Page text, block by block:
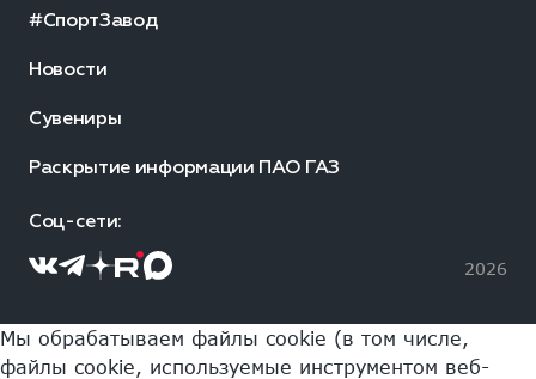
#СпортЗавод
Новости
Сувениры
Раскрытие информации ПАО ГАЗ
Соц-сети:
2026
Мы обрабатываем файлы cookie (в том числе,
файлы cookie, используемые инструментом веб-